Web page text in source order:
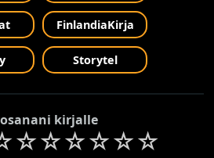
FinlandiaKirja
Storytel
kirjalle
☆☆☆☆☆☆